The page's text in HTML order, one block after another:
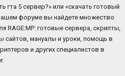
гта 5 сервер?» или «скачать готовый
форуме вы найдете множество
RAGE:MP: готовые сервера, скрипты,
мануалы и уроки, помощь в
и других специалистов в